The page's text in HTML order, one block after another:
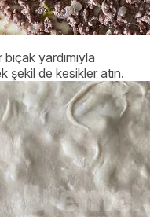
yardımıyla
şekil de kesikler atın.